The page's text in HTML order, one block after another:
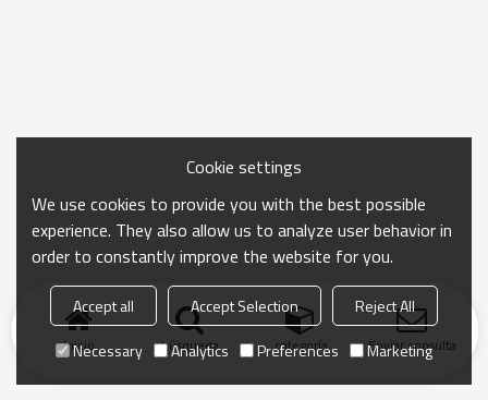
Inicio búsqueda categoría Enviar consulta
Cookie settings
We use cookies to provide you with the best possible
experience. They also allow us to analyze user behavior in
order to constantly improve the website for you.
Accept all Accept Selection
Reject All
Necessary
Analytics Preferences Marketing